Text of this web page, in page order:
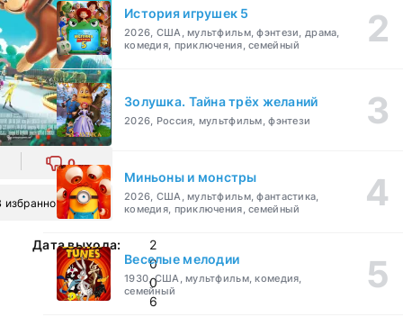
0
избранное
Дата выхода:
2
0
0
6
История игрушек 5
2026, США, мультфильм, фэнтези, драма,
комедия, приключения, семейный
Золушка. Тайна трёх желаний
2026, Россия, мультфильм, фэнтези
Миньоны и монстры
2026, США, мультфильм, фантастика,
комедия, приключения, семейный
Веселые мелодии
1930, США, мультфильм, комедия,
семейный